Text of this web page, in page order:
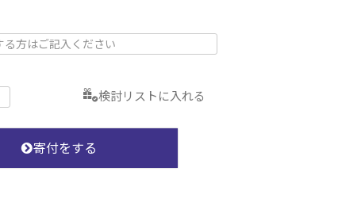
検討リストに入れる
寄付をする